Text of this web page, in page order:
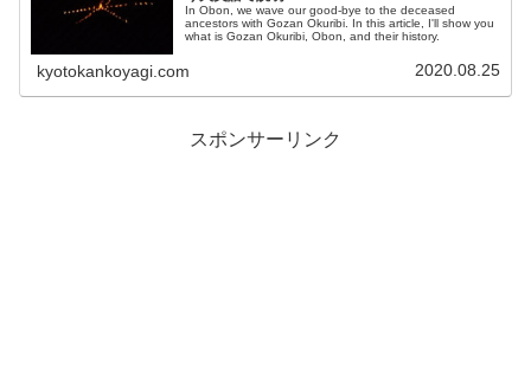
In Obon, we wave our good-bye to the deceased
ancestors with Gozan Okuribi. In this article, I'll show you
what is Gozan Okuribi, Obon, and their history.
kyotokankoyagi.com 2020.08.25
スポンサーリンク